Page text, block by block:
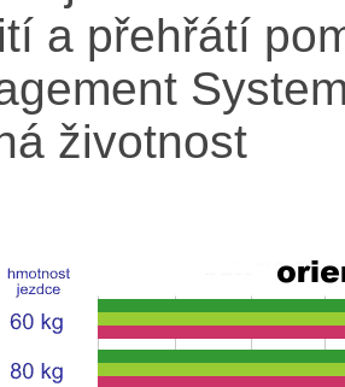
a přehřátí
životnost